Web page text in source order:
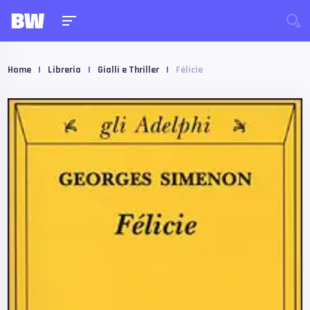
Home | Libreria | Gialli e Thriller | Félicie